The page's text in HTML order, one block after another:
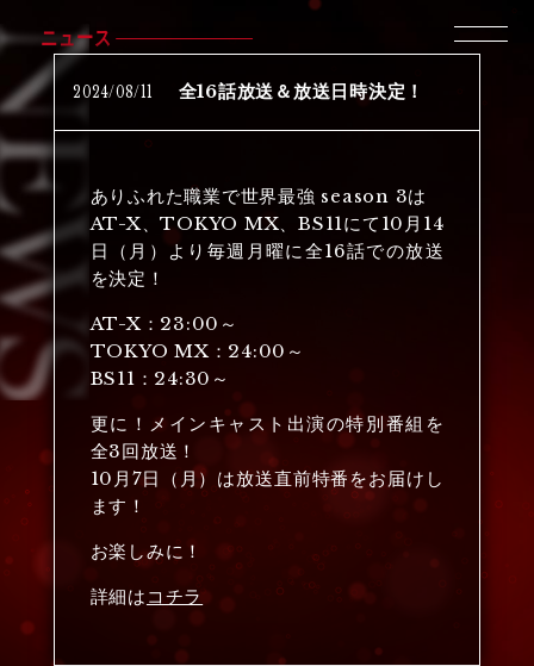
ニュース
2024/08/11 全16話放送＆放送日時決定！
ありふれた職業で世界最強 season 3は
AT-X、TOKYO MX、BS11にて10月14
日（月）より毎週月曜に全16話での放送
を決定！
AT-X：23:00～
TOKYO MX：24:00～
BS11：24:30～
更に！メインキャスト出演の特別番組を
全3回放送！
10月7日（月）は放送直前特番をお届けし
ます！
お楽しみに！
詳細は コチラ